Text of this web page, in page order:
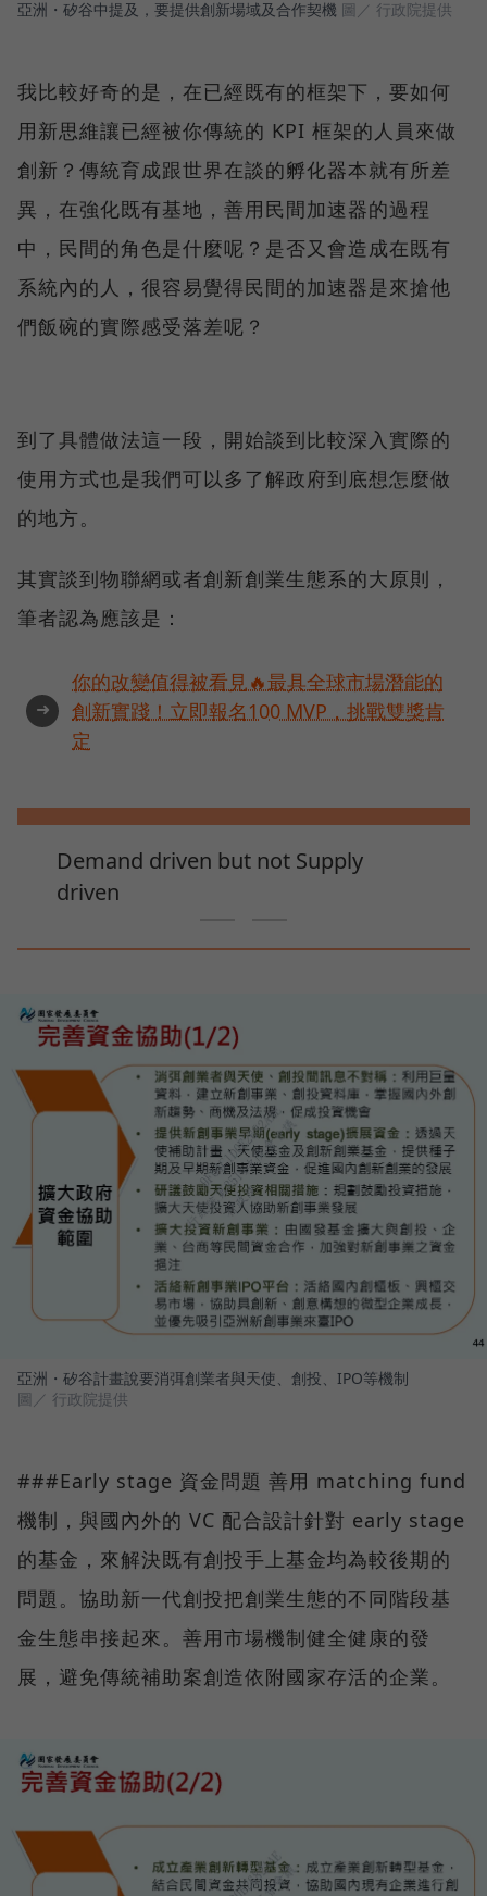
亞洲・矽谷中提及，要提供創新場域及合作契機 圖／ 行政院提供
我比較好奇的是，在已經既有的框架下，要如何
用新思維讓已經被你傳統的 KPI 框架的人員來做
創新？傳統育成跟世界在談的孵化器本就有所差
異，在強化既有基地，善用民間加速器的過程
中，民間的角色是什麼呢？是否又會造成在既有
系統內的人，很容易覺得民間的加速器是來搶他
們飯碗的實際感受落差呢？
到了具體做法這一段，開始談到比較深入實際的
使用方式也是我們可以多了解政府到底想怎麼做
的地方。
其實談到物聯網或者創新創業生態系的大原則，
筆者認為應該是：
➜
你的改變值得被看見🔥最具全球市場潛能的
創新實踐！立即報名100 MVP，挑戰雙獎肯
定
Demand driven but not Supply
driven
亞洲・矽谷計畫說要消弭創業者與天使、創投、IPO等機制
圖／ 行政院提供
###Early stage 資金問題 善用 matching fund
機制，與國內外的 VC 配合設計針對 early stage
的基金，來解決既有創投手上基金均為較後期的
問題。協助新一代創投把創業生態的不同階段基
金生態串接起來。善用市場機制健全健康的發
展，避免傳統補助案創造依附國家存活的企業。